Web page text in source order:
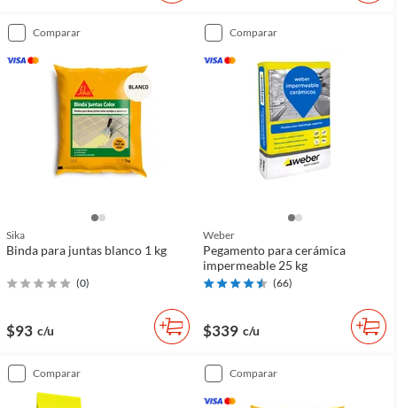
comparar
Sika
Binda para juntas blanco 1 kg
(0)
$93 c/u
comparar
Weber
Pegamento para cerámica
impermeable 25 kg
(66)
$339 c/u
comparar comparar